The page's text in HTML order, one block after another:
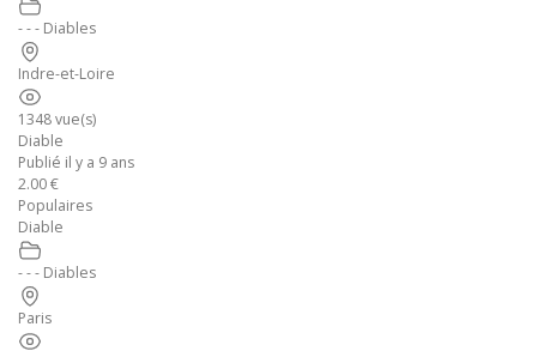
- - - Diables
Indre-et-Loire
1348 vue(s)
Diable
Publié il y a 9 ans
2.00 €
Populaires
Diable
- - - Diables
Paris